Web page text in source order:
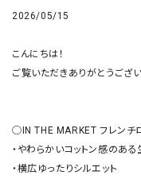
2026/05/15
こんにちは！
ご覧いただきありがとうござ
◯IN THE MARKET フレンチ
・やわらかいコットン感のある
・横広ゆったりシルエット